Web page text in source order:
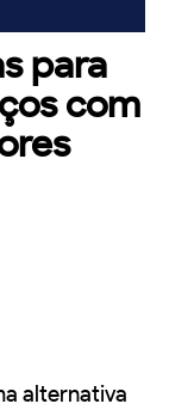
para
com
alternativa